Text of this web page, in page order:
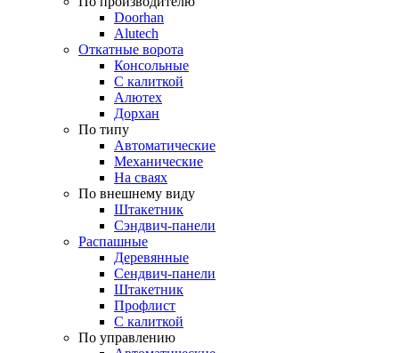
Doorhan
Alutech
Откатные ворота
Консольные
С калиткой
Алютех
Дорхан
По типу
Автоматические
Механические
На сваях
По внешнему виду
Штакетник
Сэндвич-панели
Распашные
Деревянные
Сендвич-панели
Штакетник
Профлист
С калиткой
По управлению